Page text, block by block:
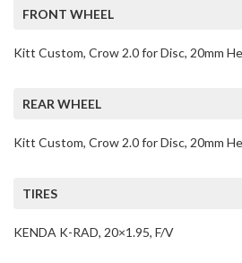
FRONT WHEEL
Kitt Custom, Crow 2.0 for Disc, 20mm
REAR WHEEL
Kitt Custom, Crow 2.0 for Disc, 20mm
TIRES
KENDA K-RAD, 20×1.95, F/V